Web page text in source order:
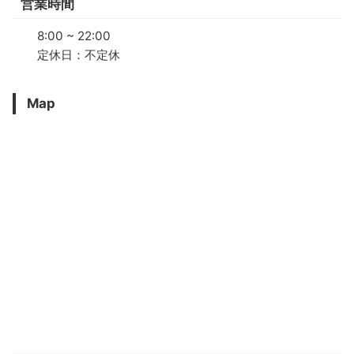
営業時間
8:00 ~ 22:00
定休日：不定休
Map